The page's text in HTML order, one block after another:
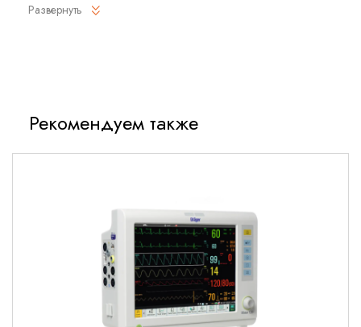
измеряет все физиологические параметры и поддерживает
При работе в составе Infinity Acute Care System монитор
Infinity M540 передает данные мониторинга в управляющий
терминал Infinity Medical Cockpit, а также в мониторную
клинических веб-приложений непосредственно на месте
оказания медицинской помощи.
Постоянное непрерывное
наблюдение
Развернуть
Рекомендуем также